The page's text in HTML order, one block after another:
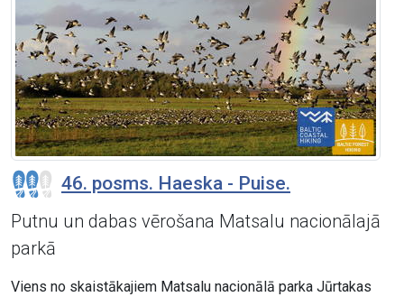
46. posms. Haeska - Puise.
Putnu un dabas vērošana Matsalu nacionālajā
parkā
Viens no skaistākajiem Matsalu nacionālā parka Jūrtakas